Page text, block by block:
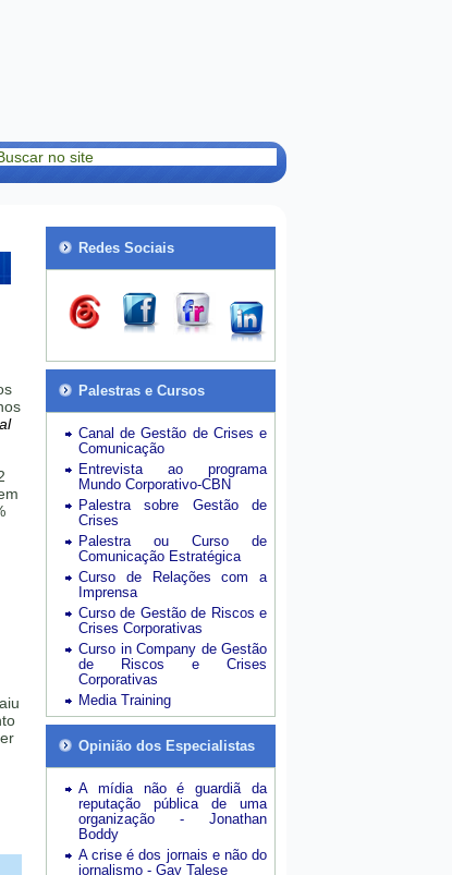
Redes Sociais
Palestras e Cursos
Canal de Gestão de Crises e
Comunicação
Entrevista ao programa
Mundo Corporativo-CBN
Palestra sobre Gestão de
Crises
Palestra ou Curso de
Comunicação Estratégica
Curso de Relações com a
Imprensa
Curso de Gestão de Riscos e
Crises Corporativas
Curso in Company de Gestão
de Riscos e Crises
Corporativas
Media Training
Opinião dos Especialistas
A mídia não é guardiã da
reputação pública de uma
organização - Jonathan
Boddy
A crise é dos jornais e não do
jornalismo - Gay Talese